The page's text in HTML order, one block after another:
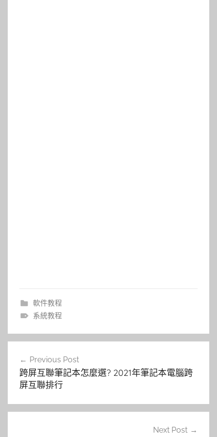
軟件教程
系統教程
導
覽
Previous Post
跨屏互聯筆記本怎麼選? 2021年筆記本電腦跨
屏互聯排行
Next Post